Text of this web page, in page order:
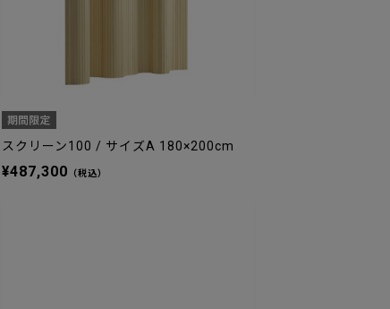
スクリーン100 / サイズA 180×200cm
¥487,300 （税込）